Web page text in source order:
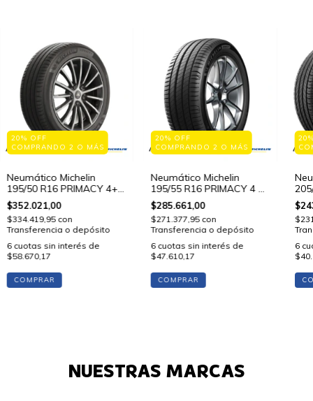
20% OFF
COMPRANDO 2 O MÁS
Neumático Michelin
195/50 R16 PRIMACY 4+
88 V STD
$352.021,00
$334.419,95 con
Transferencia o depósito
6 cuotas sin interés de
$58.670,17
COMPRAR
20% OFF
COMPRANDO 2 O MÁS
Neumático Michelin
195/55 R16 PRIMACY 4 87
V STD
$285.661,00
$271.377,95 con
Transferencia o depósito
6 cuotas sin interés de
$47.610,17
COMPRAR
V
6
NUESTRAS MARCAS